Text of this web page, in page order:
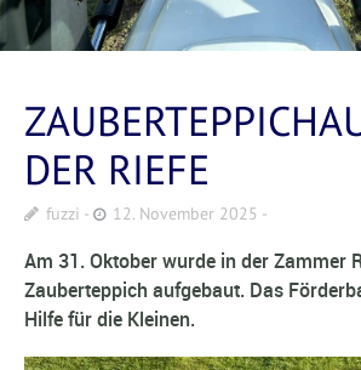
DER RIEFE
fuzzi 12. November 2025
Am 31. Oktober wurde in der Zammer
Zauberteppich aufgebaut. Das
Hilfe für die Kleinen.